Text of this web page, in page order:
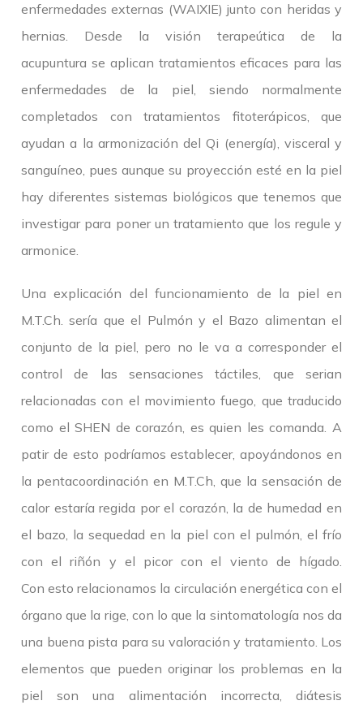
enfermedades externas (WAIXIE) junto con heridas y
hernias. Desde la visión terapeútica de la
acupuntura se aplican tratamientos eficaces para las
enfermedades de la piel, siendo normalmente
completados con tratamientos fitoterápicos, que
ayudan a la armonización del Qi (energía), visceral y
sanguíneo, pues aunque su proyección esté en la piel
hay diferentes sistemas biológicos que tenemos que
investigar para poner un tratamiento que los regule y
armonice.
Una explicación del funcionamiento de la piel en
M.T.Ch. sería que el Pulmón y el Bazo alimentan el
conjunto de la piel, pero no le va a corresponder el
control de las sensaciones táctiles, que serian
relacionadas con el movimiento fuego, que traducido
como el SHEN de corazón, es quien les comanda. A
patir de esto podríamos establecer, apoyándonos en
la pentacoordinación en M.T.Ch, que la sensación de
calor estaría regida por el corazón, la de humedad en
el bazo, la sequedad en la piel con el pulmón, el frío
con el riñón y el picor con el viento de hígado.
Con esto relacionamos la circulación energética con el
órgano que la rige, con lo que la sintomatología nos da
una buena pista para su valoración y tratamiento. Los
elementos que pueden originar los problemas en la
piel son una alimentación incorrecta, diátesis